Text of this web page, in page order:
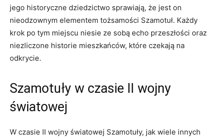
jego historyczne dziedzictwo sprawiają, że jest on
nieodzownym elementem tożsamości Szamotuł. Każdy
krok po tym miejscu niesie ze sobą echo przeszłości oraz
niezliczone historie mieszkańców, które czekają na
odkrycie.
Szamotuły w czasie II wojny
światowej
W czasie II wojny światowej Szamotuły, jak wiele innych